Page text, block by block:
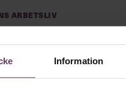
Information
arbetsliv
”Misstag ersätta
med AI”
intåg på arbetsmarknaden att
försvinner? Nej,